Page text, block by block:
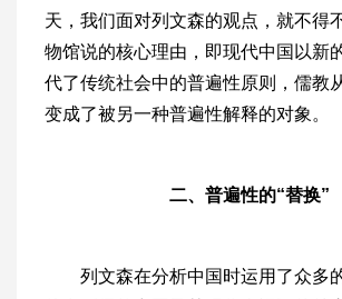
天，我们面对列文森的观点，就不得
物馆说的核心理由，即现代中国以新
代了传统社会中的普遍性原则，儒教
变成了被另一种普遍性解释的对象。
二、普遍性的“替换”
列文森在分析中国时运用了众多